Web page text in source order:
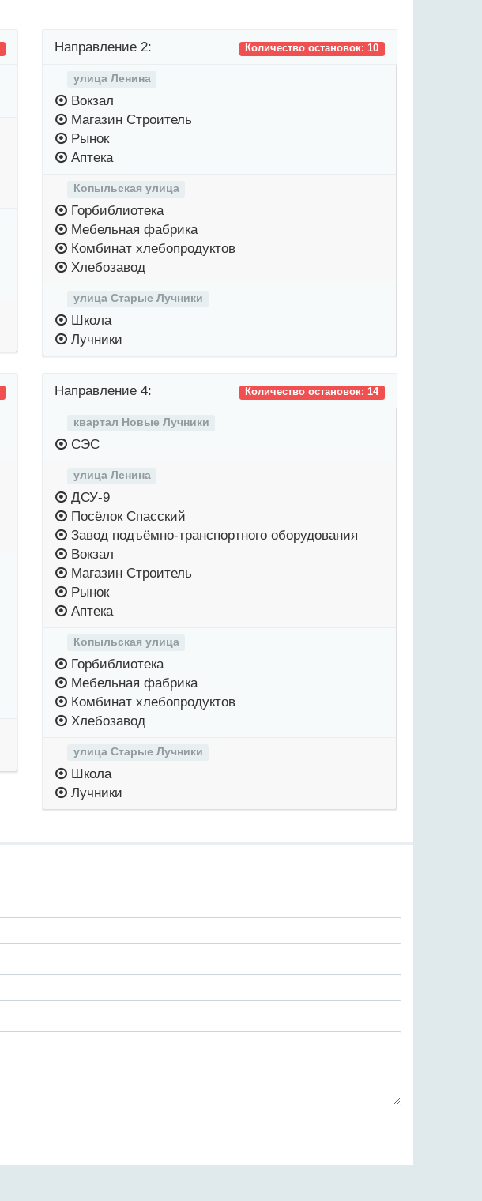
Количество остановок: 10
Направление 2:
улица Ленина
Вокзал
Магазин Строитель
Рынок
Аптека
Копыльская улица
Горбиблиотека
Мебельная фабрика
Комбинат хлебопродуктов
Хлебозавод
улица Старые Лучники
Школа
Лучники
Количество остановок: 14
Направление 4:
квартал Новые Лучники
СЭС
улица Ленина
ДСУ-9
Посёлок Спасский
Завод подъёмно-транспортного оборудования
Вокзал
Магазин Строитель
Рынок
Аптека
Копыльская улица
Горбиблиотека
Мебельная фабрика
Комбинат хлебопродуктов
Хлебозавод
улица Старые Лучники
Школа
Лучники